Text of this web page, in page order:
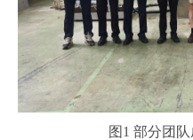
图1 部分团